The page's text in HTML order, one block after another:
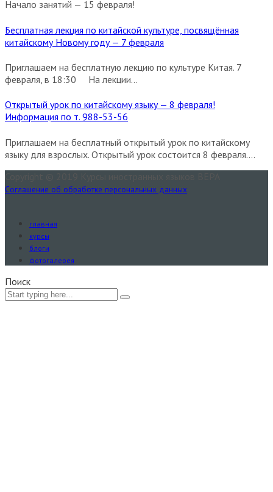
Начало занятий — 15 февраля!
Бесплатная лекция по китайской культуре, посвящённая
китайскому Новому году — 7 февраля
Приглашаем на бесплатную лекцию по культуре Китая. 7
февраля, в 18:30 На лекции...
Открытый урок по китайскому языку — 8 февраля!
Информация по т. 988-53-56
Приглашаем на бесплатный открытый урок по китайскому
языку для взрослых. Открытый урок состоится 8 февраля....
Соглашение об обработке персональных данных
главная
курсы
блоги
фотогалерея
Поиск